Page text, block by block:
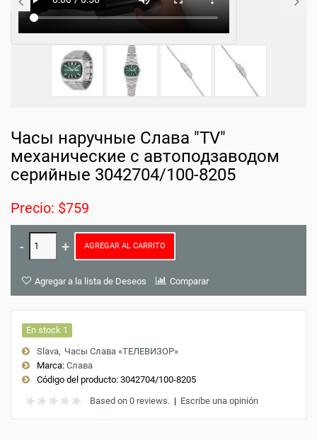
Часы наручные Слава "TV"
механические с автоподзаводом
серийные 3042704/100-8205
Precio: $759
AGREGAR AL CARRITO
Agregar a la lista de Deseos Comparar
En stock 1
Slava Часы Слава «ТЕЛЕВИЗОР»
Marca: Слава
Código del producto: 3042704/100-8205
Based on 0 reviews. | Escribe una opinión